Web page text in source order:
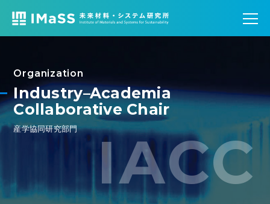
IACC
Organization
Industry–Academia
Collaborative Chair
産学協同研究部門